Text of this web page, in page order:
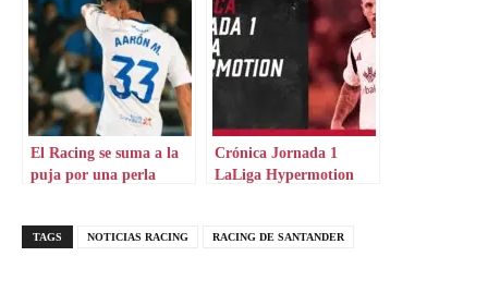
El Racing se suma a la
puja por una perla
Crónica Jornada 1
LaLiga Hypermotion
TAGS NOTICIAS RACING RACING DE SANTANDER